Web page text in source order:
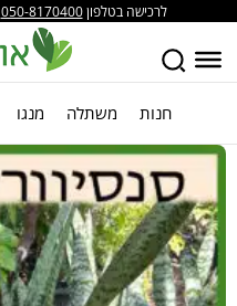
לרכישה בטלפון050-8170400
חנות משתלה מנגו